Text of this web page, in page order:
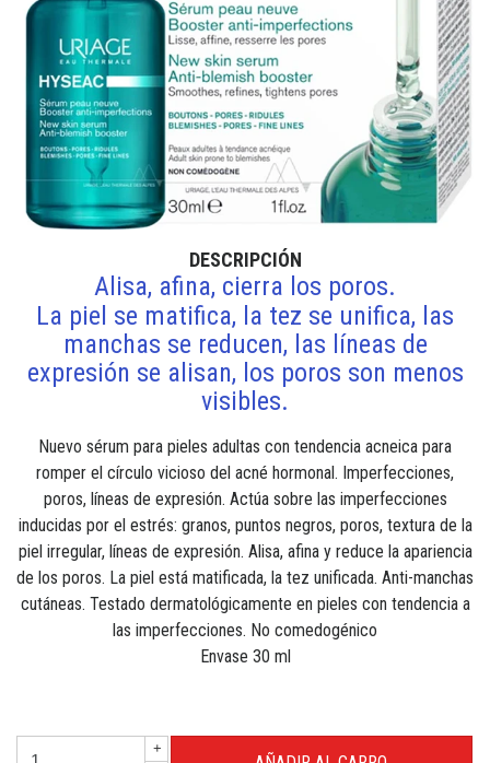
DESCRIPCIÓN
Alisa, afina, cierra los poros.
La piel se matifica, la tez se unifica, las
manchas se reducen, las líneas de
expresión se alisan, los poros son menos
visibles.
Nuevo sérum para pieles adultas con tendencia acneica para
romper el círculo vicioso del acné hormonal. Imperfecciones,
poros, líneas de expresión. Actúa sobre las imperfecciones
inducidas por el estrés: granos, puntos negros, poros, textura de la
piel irregular, líneas de expresión. Alisa, afina y reduce la apariencia
de los poros. La piel está matificada, la tez unificada. Anti-manchas
cutáneas. Testado dermatológicamente en pieles con tendencia a
las imperfecciones. No comedogénico
Envase 30 ml
+